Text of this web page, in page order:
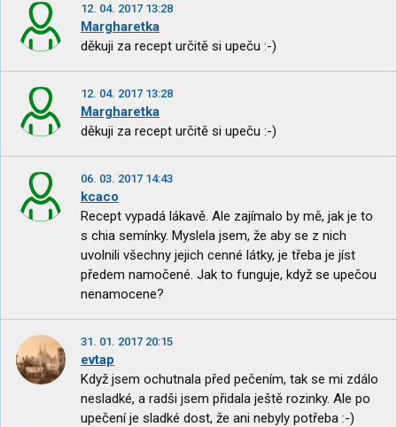
12. 04. 2017 13:28
Margharetka
děkuji za recept určitě si upeču :-)
12. 04. 2017 13:28
Margharetka
děkuji za recept určitě si upeču :-)
06. 03. 2017 14:43
kcaco
Recept vypadá lákavě. Ale zajímalo by mě, jak je to
s chia semínky. Myslela jsem, že aby se z nich
uvolnili všechny jejich cenné látky, je třeba je jíst
předem namočené. Jak to funguje, když se upečou
nenamocene?
31. 01. 2017 20:15
evtap
Když jsem ochutnala před pečením, tak se mi zdálo
nesladké, a radši jsem přidala ještě rozinky. Ale po
upečení je sladké dost, že ani nebyly potřeba :-)